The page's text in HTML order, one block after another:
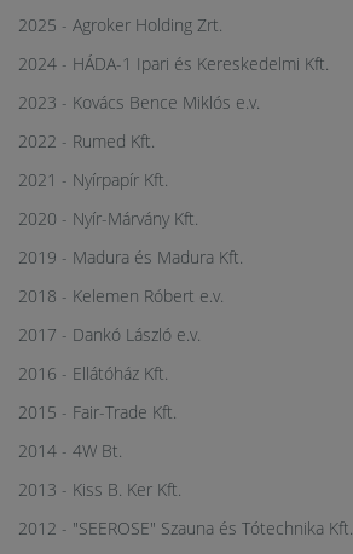
2025 - Agroker Holding Zrt.
2024 - HÁDA-1 Ipari és Kereskedelmi Kft.
2023 - Kovács Bence Miklós e.v.
2022 - Rumed Kft.
2021 - Nyírpapír Kft.
2020 - Nyír-Márvány Kft.
2019 - Madura és Madura Kft.
2018 - Kelemen Róbert e.v.
2017 - Dankó László e.v.
2016 - Ellátóház Kft.
2015 - Fair-Trade Kft.
2014 - 4W Bt.
2013 - Kiss B. Ker Kft.
2012 - "SEEROSE" Szauna és Tótechnika Kft.